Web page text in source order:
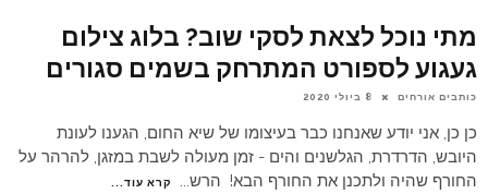
מתי נוכל לצאת לסקי שוב? בלוג צילום
געגוע לספורט המתרחק בשמים סגורים
כותבים אורחים 8 ביולי 2020
כן כן, אני יודע שאנחנו כבר בעיצומו של שיא החום, הגענו לעונת
היובש, הדרדרת, הגלשנים והים - זמן מעולה לשבת במזגן, להרהר על
החורף שהיה ולתכנן את החורף הבא! הרש... קרא עוד...